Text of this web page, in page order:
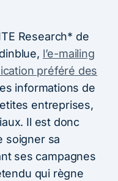
Research* de
l’e-mailing
préféré des
informations de
entreprises,
Il est donc
soigner sa
ses campagnes
qui règne